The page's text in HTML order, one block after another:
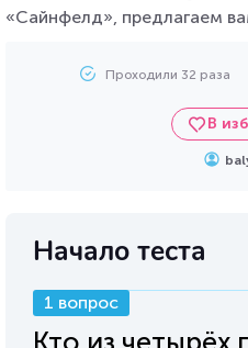
«Сайнфелд», предлагаем
Проходили 32 раза
В
Начало теста
1 вопрос